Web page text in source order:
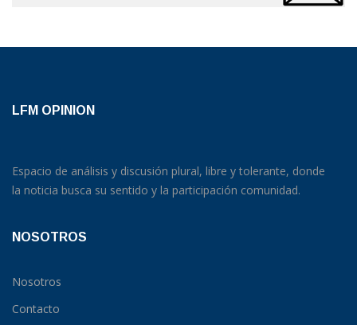
LFM OPINION
Espacio de análisis y discusión plural, libre y tolerante, donde
la noticia busca su sentido y la participación comunidad.
NOSOTROS
Nosotros
Contacto